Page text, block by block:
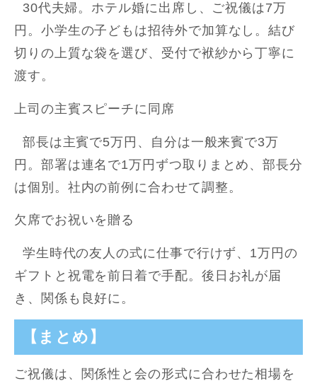
30代夫婦。ホテル婚に出席し、ご祝儀は7万
円。小学生の子どもは招待外で加算なし。結び
切りの上質な袋を選び、受付で袱紗から丁寧に
渡す。
上司の主賓スピーチに同席
部長は主賓で5万円、自分は一般来賓で3万
円。部署は連名で1万円ずつ取りまとめ、部長分
は個別。社内の前例に合わせて調整。
欠席でお祝いを贈る
学生時代の友人の式に仕事で行けず、1万円の
ギフトと祝電を前日着で手配。後日お礼が届
き、関係も良好に。
【まとめ】
ご祝儀は、関係性と会の形式に合わせた相場を